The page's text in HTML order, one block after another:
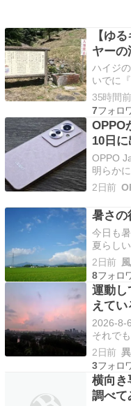
【ゆ
ヤーの
の村
ハイジ
いでに
の「霊
泉」へ
の湯」
明 […]
35時間前
7
OPPO
10日
OPPO
明らか
ートフ
ラッシ
詳細な
の値上
ど…
2日前
暑さの
今日も
夏らし
暑さも
すね 暫
2日前
8
運動し
えて
2026-8-
それで
た。 昨
て、翌
てます
ど、こ
2日前
3
横向き
調べて